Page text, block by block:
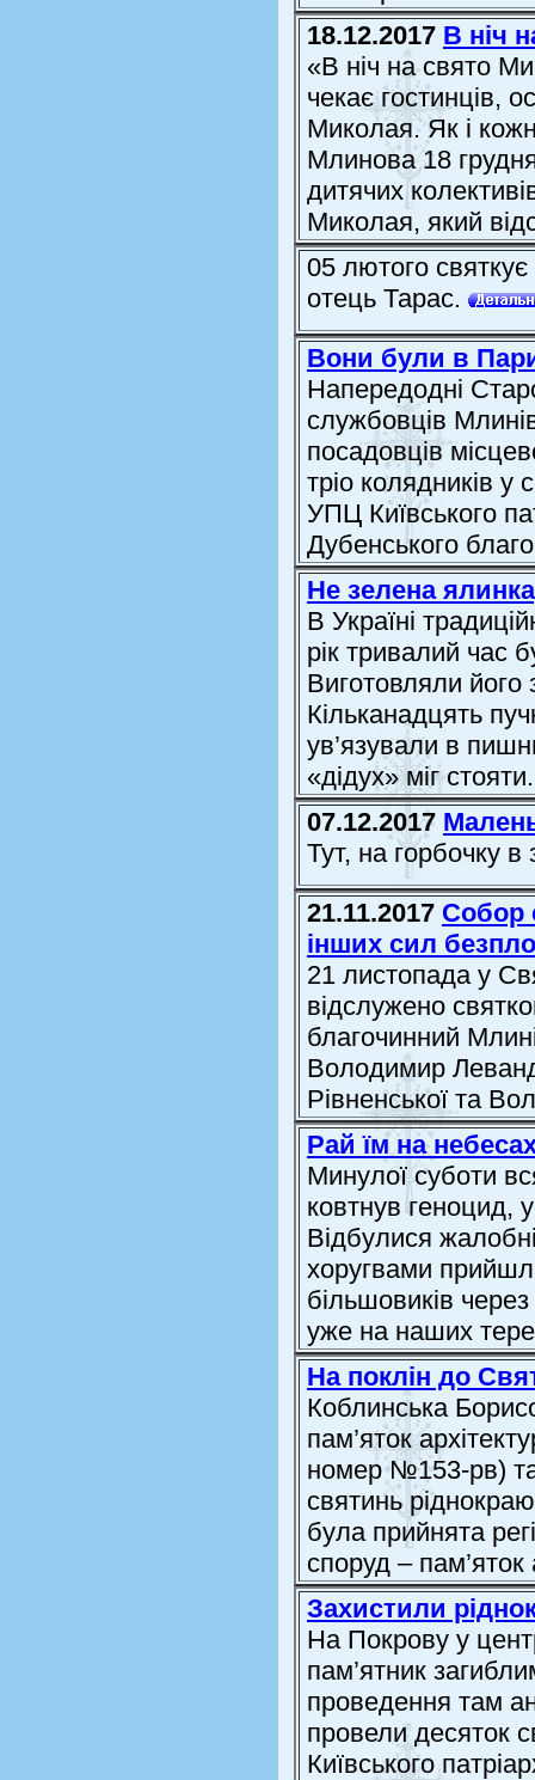
18.12.2017 В ніч
«В ніч на свято
чекає гостинців,
Миколая. Як і
Млинова 18
дитячих
Миколая, який
05 лютого
отець Тарас.
Вони були в
Напередодні
службовців
посадовців
тріо колядників у
УПЦ Київського
Дубенського
Не зелена
В Україні
рік тривалий час
Виготовляли його
Кільканадцять
ув’язували в
«дідух» міг
07.12.2017
Тут, на горбочку в
21.11.2017 Собор
інших сил
21 листопада у
відслужено
благочинний
Володимир
Рівненської та
Рай їм на
Минулої суботи
ковтнув геноцид,
Відбулися
хоругвами
більшовиків
уже на наших
На поклін до
Коблинська
пам’яток
номер №153-рв)
святинь
була прийнята
споруд – пам’яток
Захистили
На Покрову у
пам’ятник
проведення там
провели десяток
Київського